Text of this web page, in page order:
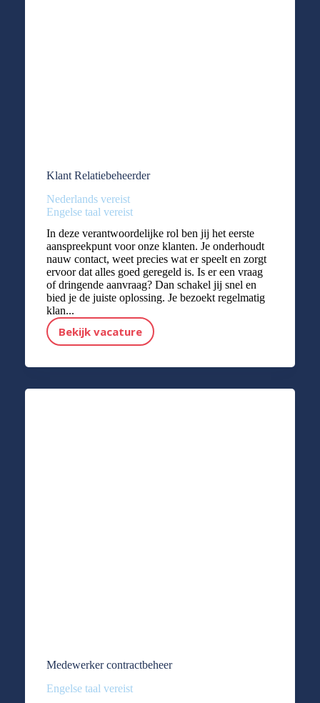
Klant Relatiebeheerder
Nederlands vereist
Engelse taal vereist
In deze verantwoordelijke rol ben jij het eerste
aanspreekpunt voor onze klanten. Je onderhoudt
nauw contact, weet precies wat er speelt en zorgt
ervoor dat alles goed geregeld is. Is er een vraag
of dringende aanvraag? Dan schakel jij snel en
bied je de juiste oplossing. Je bezoekt regelmatig
klan...
Bekijk vacature
Klant Relatiebeheerder
Medewerker contractbeheer
Engelse taal vereist